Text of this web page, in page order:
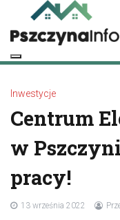
content
Twoje źródło
Inwestycje
Centrum
w
pracy!
13 września 2022